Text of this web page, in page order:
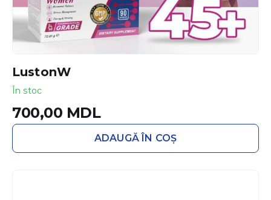
LustonW
În stoc
700,00 MDL
ADAUGĂ ÎN COȘ